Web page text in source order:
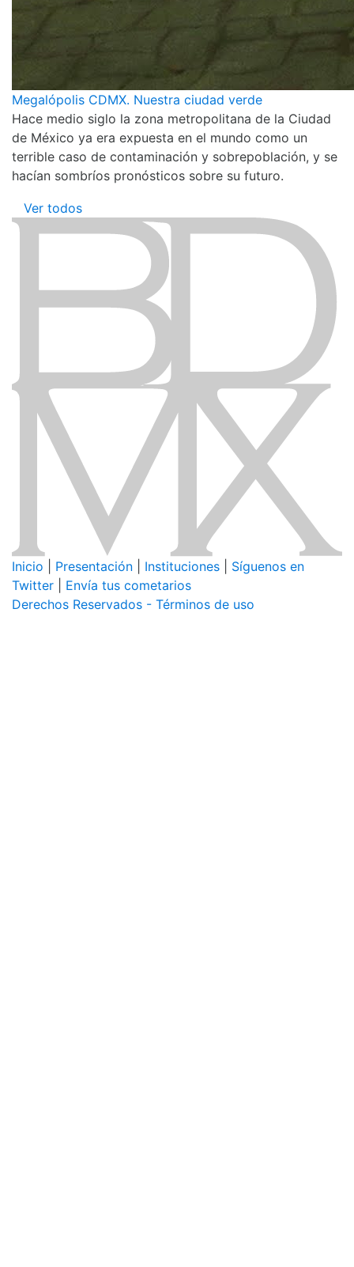
Megalópolis CDMX. Nuestra ciudad verde
Hace medio siglo la zona metropolitana de la Ciudad
de México ya era expuesta en el mundo como un
terrible caso de contaminación y sobrepoblación, y se
hacían sombríos pronósticos sobre su futuro.
Ver todos
Inicio Presentación Instituciones
Síguenos en
Twitter
Envía tus cometarios
Derechos Reservados - Términos de uso